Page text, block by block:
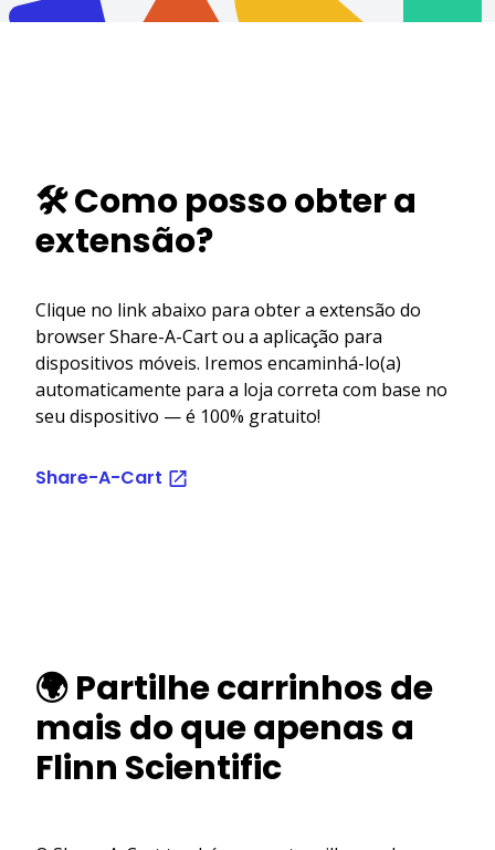
🛠️ Como posso obter a
extensão?
Clique no link abaixo para obter a extensão do
browser Share-A-Cart ou a aplicação para
dispositivos móveis. Iremos encaminhá-lo(a)
automaticamente para a loja correta com base no
seu dispositivo — é 100% gratuito!
Share-A-Cart
🌍 Partilhe carrinhos de
mais do que apenas a
Flinn Scientific